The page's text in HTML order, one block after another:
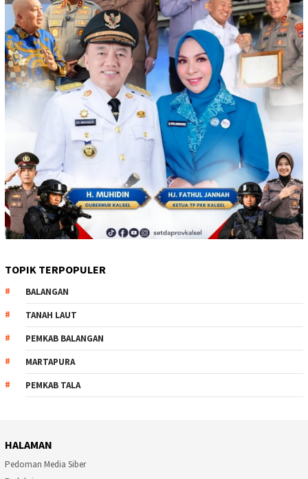
TOPIK TERPOPULER
BALANGAN
TANAH LAUT
PEMKAB BALANGAN
MARTAPURA
PEMKAB TALA
HALAMAN
Pedoman Media Siber